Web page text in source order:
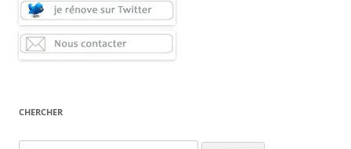
CHERCHER